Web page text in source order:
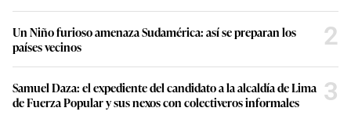
Un Niño furioso amenaza Sudamérica: así se preparan los
países vecinos
2
Samuel Daza: el expediente del candidato a la alcaldía de Lima
de Fuerza Popular y sus nexos con colectiveros informales
3